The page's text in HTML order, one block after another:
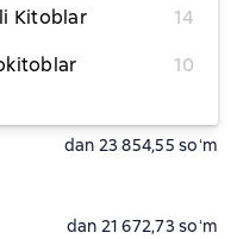
Kitoblar
14
10
dan 23 854,55 soʻm
dan 23 854,55 soʻm
dan 21 672,73 soʻm